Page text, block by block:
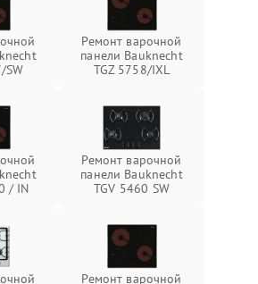
SW
Ремонт варочной
панели Bauknecht
TGZ 5758/IXL
/ IN
Ремонт варочной
панели Bauknecht
TGV 5460 SW
Ремонт варочной